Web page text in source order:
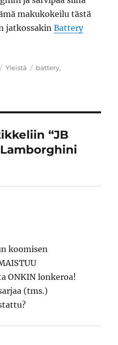
makukokeilu tästä
jatkossakinBattery
Kategoriat
Yleistä Avainsanat
battery,
“JB
koomisen
ONKIN lonkeroa!
(tms.)